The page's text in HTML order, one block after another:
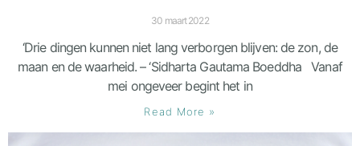
30 maart 2022
‘Drie dingen kunnen niet lang verborgen blijven: de zon, de
maan en de waarheid. – ‘Sidharta Gautama Boeddha Vanaf
mei ongeveer begint het in
Read More »